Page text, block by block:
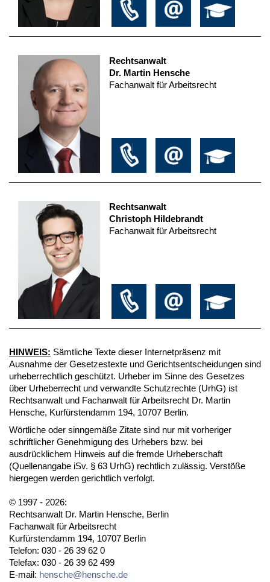
Rechtsanwalt
Dr. Martin Hensche
Fachanwalt für Arbeitsrecht
Rechtsanwalt
Christoph Hildebrandt
Fachanwalt für Arbeitsrecht
HINWEIS: Sämtliche Texte dieser Internetpräsenz mit
Ausnahme der Gesetzestexte und Gerichtsentscheidungen sind
urheberrechtlich geschützt. Urheber im Sinne des Gesetzes
über Urheberrecht und verwandte Schutzrechte (UrhG) ist
Rechtsanwalt und Fachanwalt für Arbeitsrecht Dr. Martin
Hensche, Kurfürstendamm 194, 10707 Berlin.
Wörtliche oder sinngemäße Zitate sind nur mit vorheriger
schriftlicher Genehmigung des Urhebers bzw. bei
ausdrücklichem Hinweis auf die fremde Urheberschaft
(Quellenangabe iSv. § 63 UrhG) rechtlich zulässig. Verstöße
hiergegen werden gerichtlich verfolgt.
© 1997 - 2026:
Rechtsanwalt Dr. Martin Hensche, Berlin
Fachanwalt für Arbeitsrecht
Kurfürstendamm 194, 10707 Berlin
Telefon: 030 - 26 39 62 0
Telefax: 030 - 26 39 62 499
E-mail: hensche@hensche.de